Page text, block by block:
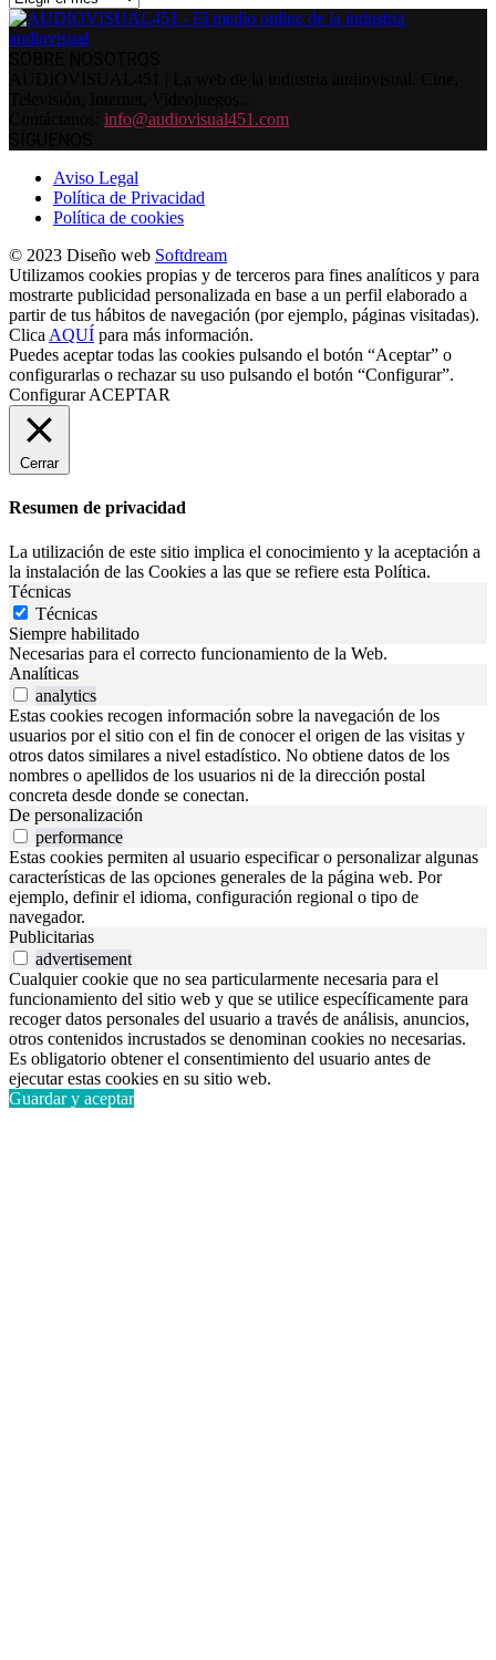
info@audiovisual451.com
Aviso Legal
Política de Privacidad
Política de cookies
© 2023 Diseño web Softdream
Utilizamos cookies propias y de terceros para fines analíticos y para
mostrarte publicidad personalizada en base a un perfil elaborado a
partir de tus hábitos de navegación (por ejemplo, páginas visitadas).
Clica AQUÍ para más información.
Puedes aceptar todas las cookies pulsando el botón “Aceptar” o
configurarlas o rechazar su uso pulsando el botón “Configurar”.
Configurar ACEPTAR
Cerrar
Resumen de privacidad
La utilización de este sitio implica el conocimiento y la aceptación a
la instalación de las Cookies a las que se refiere esta Política.
Técnicas
Técnicas
Siempre habilitado
Necesarias para el correcto funcionamiento de la Web.
Analíticas
analytics
Estas cookies recogen información sobre la navegación de los
usuarios por el sitio con el fin de conocer el origen de las visitas y
otros datos similares a nivel estadístico. No obtiene datos de los
nombres o apellidos de los usuarios ni de la dirección postal
concreta desde donde se conectan.
De personalización
performance
Estas cookies permiten al usuario especificar o personalizar algunas
características de las opciones generales de la página web. Por
ejemplo, definir el idioma, configuración regional o tipo de
navegador.
Publicitarias
advertisement
Cualquier cookie que no sea particularmente necesaria para el
funcionamiento del sitio web y que se utilice específicamente para
recoger datos personales del usuario a través de análisis, anuncios,
otros contenidos incrustados se denominan cookies no necesarias.
Es obligatorio obtener el consentimiento del usuario antes de
ejecutar estas cookies en su sitio web.
Guardar y aceptar